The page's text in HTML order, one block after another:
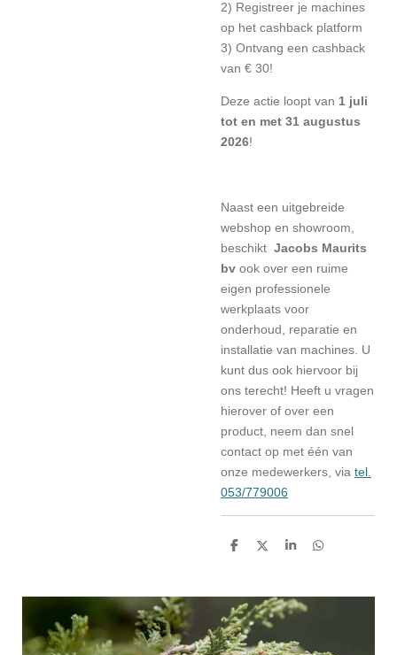
2) Registreer je machines
op het cashback platform
3) Ontvang een cashback
van € 30!
Deze actie loopt van 1 juli
tot en met 31 augustus
2026!
Naast een uitgebreide
webshop en showroom,
beschikt Jacobs Maurits
bv ook over een ruime
eigen professionele
werkplaats voor
onderhoud, reparatie en
installatie van machines. U
kunt dus ook hiervoor bij
ons terecht! Heeft u vragen
hierover of over een
product, neem dan snel
contact op met één van
onze medewerkers, via tel.
053/779006
D
n
D
S
e
D
n